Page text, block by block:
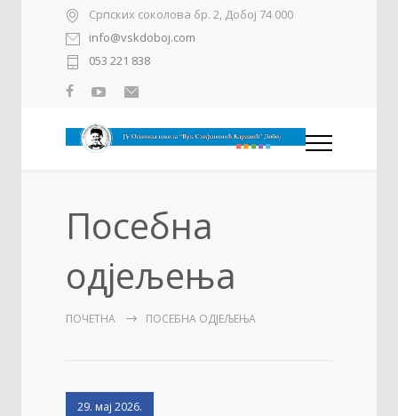
Српских соколова бр. 2, Добој 74 000
info@vskdoboj.com
053 221 838
Посебна
одјељења
ПОЧЕТНА ПОСЕБНА ОДЈЕЉЕЊА
29. мај 2026.